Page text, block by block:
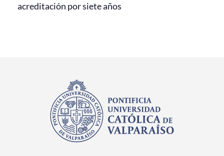
acreditación por siete años